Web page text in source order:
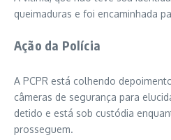
queimaduras e foi encaminhada
Ação da Polícia
A PCPR está colhendo
câmeras de segurança para
detido e está sob custódia
prosseguem.